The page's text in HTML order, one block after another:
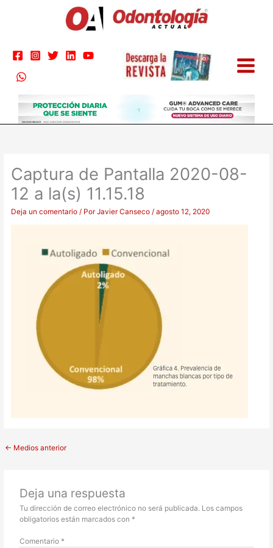
Captura de Pantalla 2020-08-
12 a la(s) 11.15.18
Deja un comentario / PorJavier Canseco/agosto 12, 2020
← Medios anterior
Deja una respuesta
Tu dirección de correo electrónico no será publicada. Los campos
obligatorios están marcados con *
Comentario *